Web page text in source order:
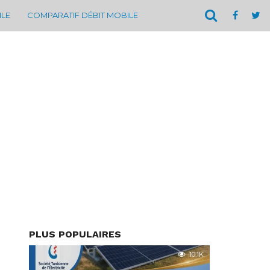
COMPARATIF DÉBIT MOBILE
PLUS POPULAIRES
10.1K